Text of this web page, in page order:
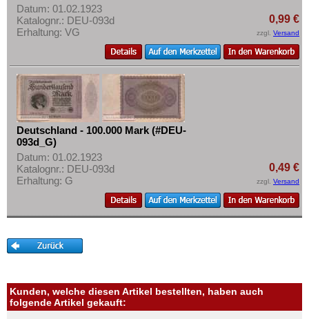
Datum: 01.02.1923
Katalognr.: DEU-093d
Erhaltung: VG
0,99 €
zzgl. Versand
Deutschland - 100.000 Mark (#DEU-
093d_G)
Datum: 01.02.1923
Katalognr.: DEU-093d
Erhaltung: G
0,49 €
zzgl. Versand
Kunden, welche diesen Artikel bestellten, haben auch
folgende Artikel gekauft: